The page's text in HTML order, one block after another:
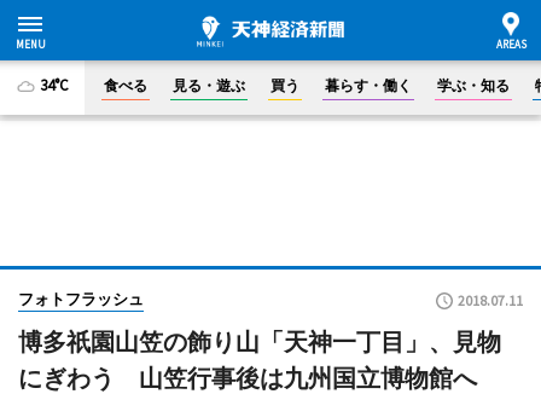
34°C 食べる 見る・遊ぶ 買う 暮らす・働く 学ぶ・知る
フォトフラッシュ 2018.07.11
博多祇園山笠の飾り山「天神一丁目」、見物
にぎわう 山笠行事後は九州国立博物館へ